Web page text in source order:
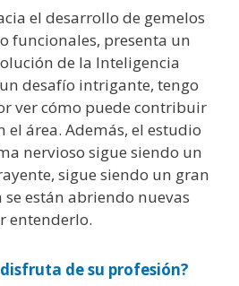
el desarrollo de gemelos
funcionales, presenta un
de la Inteligencia
desafío intrigante, tengo
ver cómo puede contribuir
área. Además, el estudio
nervioso sigue siendo un
sigue siendo un gran
están abriendo nuevas
entenderlo.
de su profesión?